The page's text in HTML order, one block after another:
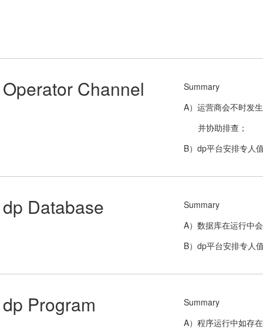
Operator Channel
Summary
A）运营商会不时发
并协助排查；
B）dp平台安排专人
dp Database
Summary
A）数据库在运行中
B）dp平台安排专人
dp Program
Summary
A）程序运行中如存